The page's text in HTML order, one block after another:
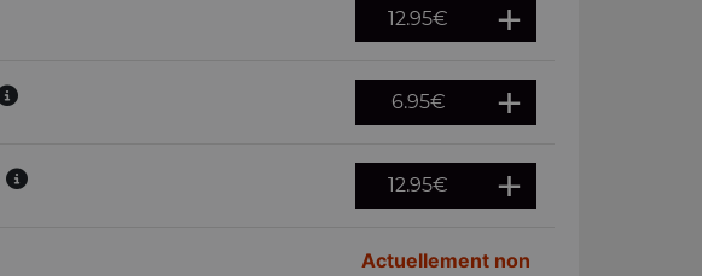
12.95€
6.95€
12.95€
Actuellement non